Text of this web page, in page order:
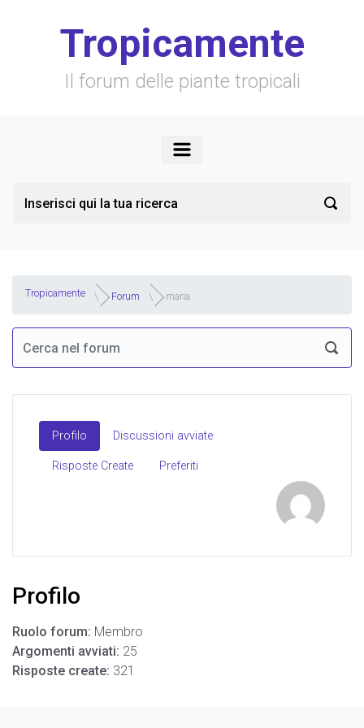
Tropicamente
Il forum delle piante tropicali
Tropicamente Forum maria
Profilo Discussioni avviate
Risposte Create Preferiti
Profilo
Ruolo forum: Membro
Argomenti avviati: 25
Risposte create: 321